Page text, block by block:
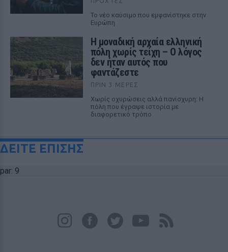
Το νέο καύσιμο που εμφανίστηκε στην
Ευρώπη
Η μοναδική αρχαία ελληνική
πόλη χωρίς τείχη – Ο λόγος
δεν ήταν αυτός που
φαντάζεστε
ΠΡΙΝ 3 ΜΈΡΕΣ
Χωρίς οχυρώσεις αλλά πανίσχυρη: Η
πόλη που έγραψε ιστορία με
διαφορετικό τρόπο
ΔΕΙΤΕ ΕΠΙΣΗΣ
par: 9